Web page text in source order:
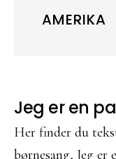
AMERIKA
Jeg er en
Her finder du
børnesang, Jeg er